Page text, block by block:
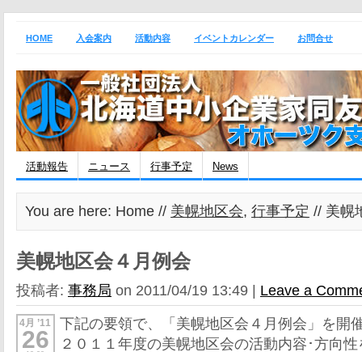
HOME 入会案内 活動内容 イベントカレンダー お問合せ
活動報告 ニュース 行事予定 News
You are here: Home // 美幌地区会, 行事予定 // 美幌
美幌地区会４月例会
投稿者: 事務局 on 2011/04/19 13:49 | Leave a
4月 ’11
26
下記の要領で、「美幌地区会４月例会」を開
２０１１年度の美幌地区会の活動内容･方向